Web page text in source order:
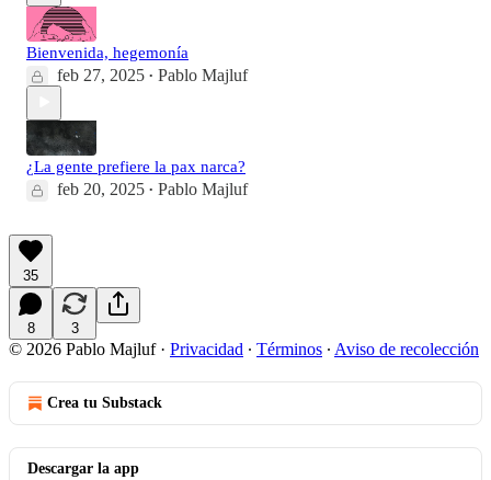
Bienvenida, hegemonía
feb 27, 2025 • Pablo Majluf
¿La gente prefiere la pax narca?
feb 20, 2025 • Pablo Majluf
35
8 3
© 2026 Pablo Majluf· Privacidad ∙ Términos ∙ Aviso de recolección
Crea tu Substack
Descargar la app